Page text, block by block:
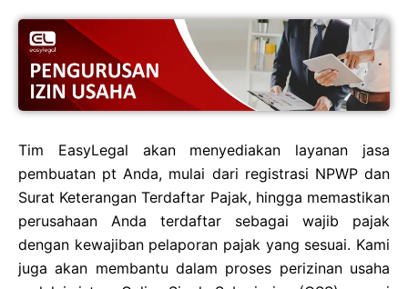
Tim EasyLegal akan menyediakan layanan jasa
pembuatan pt Anda, mulai dari registrasi NPWP dan
Surat Keterangan Terdaftar Pajak, hingga memastikan
perusahaan Anda terdaftar sebagai wajib pajak
dengan kewajiban pelaporan pajak yang sesuai. Kami
juga akan membantu dalam proses perizinan usaha